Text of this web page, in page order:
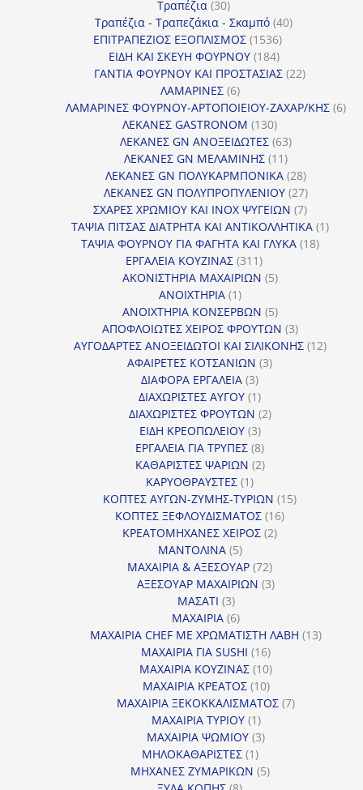
Τραπέζια 3030
προϊόντα
Τραπέζια - Τραπεζάκια - Σκαμπό 4040
ΕΠΙΤΡΑΠΕΖΙΟΣ ΕΞΟΠΛΙΣΜΟΣ 15361536
προϊόντα
ΕΙΔΗ ΚΑΙ ΣΚΕΥΗ ΦΟΥΡΝΟΥ 184184
προϊόντα
ΓΑΝΤΙΑ ΦΟΥΡΝΟΥ ΚΑΙ ΠΡΟΣΤΑΣΙΑΣ 2222
ΛΑΜΑΡΙΝΕΣ 66
προϊόντα
ΛΑΜΑΡΙΝΕΣ ΦΟΥΡΝΟΥ-ΑΡΤΟΠΟΙΕΙΟΥ-ΖΑΧΑΡ/ΚΗΣ 66
ΛΕΚΑΝΕΣ GASTRONOM 130130
προϊόντα
ΛΕΚΑΝΕΣ GN ΑΝΟΞΕΙΔΩΤΕΣ 6363
ΛΕΚΑΝΕΣ GN ΜΕΛΑΜΙΝΗΣ 1111
προϊόντα
ΛΕΚΑΝΕΣ GN ΠΟΛΥΚΑΡΜΠΟΝΙΚΑ 2828
προϊόντα
ΛΕΚΑΝΕΣ GN ΠΟΛΥΠΡΟΠΥΛΕΝΙΟΥ 2727
προϊόντα
ΣΧΑΡΕΣ ΧΡΩΜΙΟΥ ΚΑΙ INOX ΨΥΓΕΙΩΝ 77
προϊόντα
ΤΑΨΙΑ ΠΙΤΣΑΣ ΔΙΑΤΡΗΤΑ ΚΑΙ ΑΝΤΙΚΟΛΛΗΤΙΚΑ 11
ΤΑΨΙΑ ΦΟΥΡΝΟΥ ΓΙΑ ΦΑΓΗΤΑ ΚΑΙ ΓΛΥΚΑ 1818
ΕΡΓΑΛΕΙΑ ΚΟΥΖΙΝΑΣ 311311
προϊόντα
ΑΚΟΝΙΣΤΗΡΙΑ ΜΑΧΑΙΡΙΩΝ 55
ΑΝΟΙΧΤΗΡΙΑ 11
προϊόν
ΑΝΟΙΧΤΗΡΙΑ ΚΟΝΣΕΡΒΩΝ 55
προϊόντα
ΑΠΟΦΛΟΙΩΤΕΣ ΧΕΙΡΟΣ ΦΡΟΥΤΩΝ 33
προϊόντα
ΑΥΓΟΔΑΡΤΕΣ ΑΝΟΞΕΙΔΩΤΟΙ ΚΑΙ ΣΙΛΙΚΟΝΗΣ 1212
ΑΦΑΙΡΕΤΕΣ ΚΟΤΣΑΝΙΩΝ 33
ΔΙΑΦΟΡΑ ΕΡΓΑΛΕΙΑ 33
προϊόντα
ΔΙΑΧΩΡΙΣΤΕΣ ΑΥΓΟΥ 11
προϊόν
ΔΙΑΧΩΡΙΣΤΕΣ ΦΡΟΥΤΩΝ 22
ΕΙΔΗ ΚΡΕΟΠΩΛΕΙΟΥ 33
προϊόντα
ΕΡΓΑΛΕΙΑ ΓΙΑ ΤΡΥΠΕΣ 88
προϊόντα
ΚΑΘΑΡΙΣΤΕΣ ΨΑΡΙΩΝ 22
ΚΑΡΥΟΘΡΑΥΣΤΕΣ 11
προϊόν
ΚΟΠΤΕΣ ΑΥΓΩΝ-ΖΥΜΗΣ-ΤΥΡΙΩΝ 1515
ΚΟΠΤΕΣ ΞΕΦΛΟΥΔΙΣΜΑΤΟΣ 1616
ΚΡΕΑΤΟΜΗΧΑΝΕΣ ΧΕΙΡΟΣ 22
ΜΑΝΤΟΛΙΝΑ 55
προϊόντα
ΜΑΧΑΙΡΙΑ & ΑΞΕΣΟΥΑΡ 7272
προϊόντα
ΑΞΕΣΟΥΑΡ ΜΑΧΑΙΡΙΩΝ 33
ΜΑΣΑΤΙ 33
προϊόντα
ΜΑΧΑΙΡΙΑ 66
προϊόντα
ΜΑΧΑΙΡΙΑ CHEF ΜΕ ΧΡΩΜΑΤΙΣΤΗ ΛΑΒΗ 1313
ΜΑΧΑΙΡΙΑ ΓΙΑ SUSHI 1616
προϊόντα
ΜΑΧΑΙΡΙΑ ΚΟΥΖΙΝΑΣ 1010
προϊόντα
ΜΑΧΑΙΡΙΑ ΚΡΕΑΤΟΣ 1010
προϊόντα
ΜΑΧΑΙΡΙΑ ΞΕΚΟΚΚΑΛΙΣΜΑΤΟΣ 77
ΜΑΧΑΙΡΙΑ ΤΥΡΙΟΥ 11
προϊόν
ΜΑΧΑΙΡΙΑ ΨΩΜΙΟΥ 33
ΜΗΛΟΚΑΘΑΡΙΣΤΕΣ 11
προϊόν
ΜΗΧΑΝΕΣ ΖΥΜΑΡΙΚΩΝ 55
8